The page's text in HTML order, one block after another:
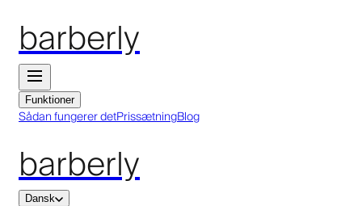
barberly
Funktioner
Sådan fungerer detPrissætningBlog
barberly
Dansk